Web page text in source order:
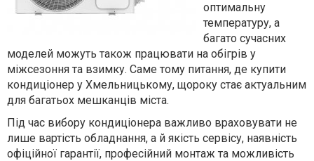
оптимальну
температуру, а
багато сучасних
моделей можуть також працювати на обігрів у
міжсезоння та взимку. Саме тому питання, де купити
кондиціонер у Хмельницькому, щороку стає актуальним
для багатьох мешканців міста.
Під час вибору кондиціонера важливо враховувати не
лише вартість обладнання, а й якість сервісу, наявність
офіційної гарантії, професійний монтаж та можливість